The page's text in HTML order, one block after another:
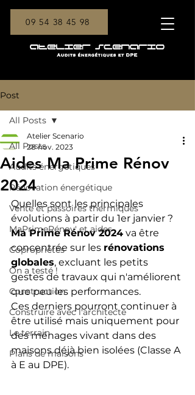
09 54 38 45 98
Post
All Posts
Audits énergétiques
Rénovation énergétique
Vente et passoires thermiques
MaPrimeRénov' et aides
Copropriétés
On a testé !
Construction
Construire avec l'architecte
Le terrain
Plans de maisons
All Posts
Aides Ma Prime Rénov
2024
Atelier Scenario
28 nov. 2023
Quelles sont les principales
évolutions à partir du 1er janvier ?
Ma Prime Rénov 2024 va être
concentrée sur les rénovations
globales, excluant les petits
gestes de travaux qui n'améliorent
que peu les performances.
Ces derniers pourront continuer à
être utilisé mais uniquement pour
des ménages vivant dans des
maisons déjà bien isolées (Classe A
à E au DPE).